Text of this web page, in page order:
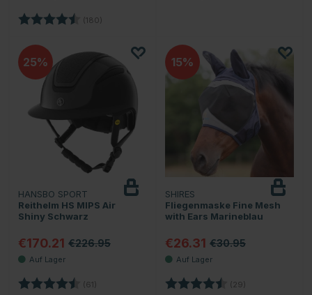
Bewertung: (180)
25
HANSBO SPORT
Reithelm HS MIPS Air
Shiny Schwarz
€170.21 €226.95
Bewertung: (61) 4.8 von 5 Sternen
15
SHIRES
Fliegenmaske Fine Mesh
with Ears Marineblau
€26.31 €30.95
Bewertung: (29)